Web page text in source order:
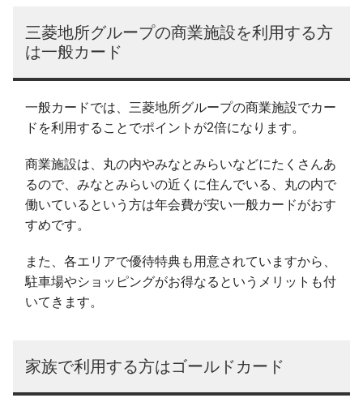
三菱地所グループの商業施設を利用する方
は一般カード
一般カードでは、三菱地所グループの商業施設でカー
ドを利用することでポイントが2倍になります。
商業施設は、丸の内やみなとみらいなどにたくさんあ
るので、みなとみらいの近くに住んでいる、丸の内で
働いているという方は年会費が安い一般カードがおす
すめです。
また、各エリアで優待特典も用意されていますから、
駐車場やショッピングがお得なるというメリットも付
いてきます。
家族で利用する方はゴールドカード